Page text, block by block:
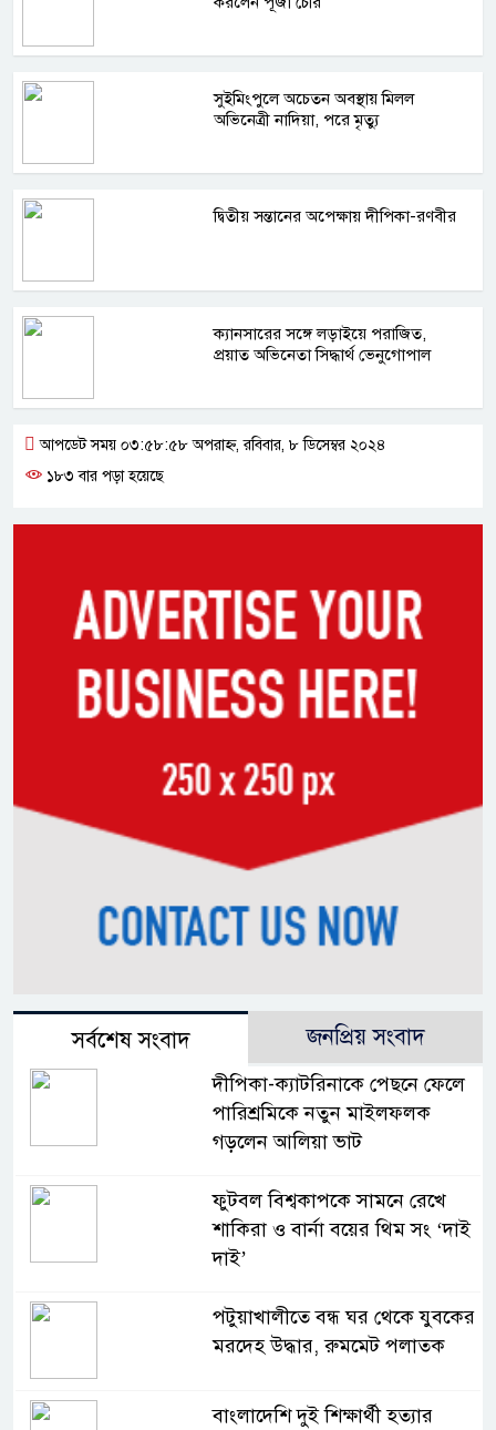
সুইমিংপুলে অচেতন অবস্থায় মিলল
অভিনেত্রী নাদিয়া, পরে মৃত্যু
দ্বিতীয় সন্তানের অপেক্ষায় দীপিকা-রণবীর
ক্যানসারের সঙ্গে লড়াইয়ে পরাজিত,
প্রয়াত অভিনেতা সিদ্ধার্থ ভেনুগোপাল
আপডেট সময় ০৩:৫৮:৫৮ অপরাহ্ন, রবিবার, ৮ ডিসেম্বর ২০২৪
১৮৩ বার পড়া হয়েছে
সর্বশেষ সংবাদ জনপ্রিয় সংবাদ
দীপিকা-ক্যাটরিনাকে পেছনে ফেলে
পারিশ্রমিকে নতুন মাইলফলক
গড়লেন আলিয়া ভাট
ফুটবল বিশ্বকাপকে সামনে রেখে
শাকিরা ও বার্না বয়ের থিম সং ‘দাই
দাই’
পটুয়াখালীতে বন্ধ ঘর থেকে যুবকের
মরদেহ উদ্ধার, রুমমেট পলাতক
বাংলাদেশি দুই শিক্ষার্থী হত্যার